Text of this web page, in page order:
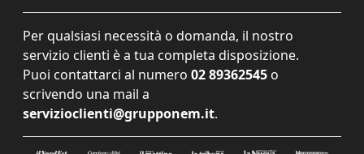
Per qualsiasi necessità o domanda, il nostro
servizio clienti è a tua completa disposizione.
Puoi contattarci al numero 02 89362545 o
scrivendo una mail a
servizioclienti@grupponem.it.